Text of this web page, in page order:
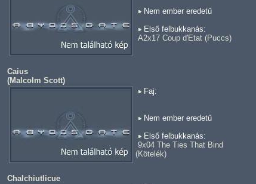
Nem ember eredetű
Első felbukkanás:
A2x17 Coup d'Etat (Puccs)
Caius
(Malcolm Scott)
Faj:
Nem ember eredetű
Első felbukkanás:
9x04 The Ties That Bind
(Kötelék)
Chalchiutlicue